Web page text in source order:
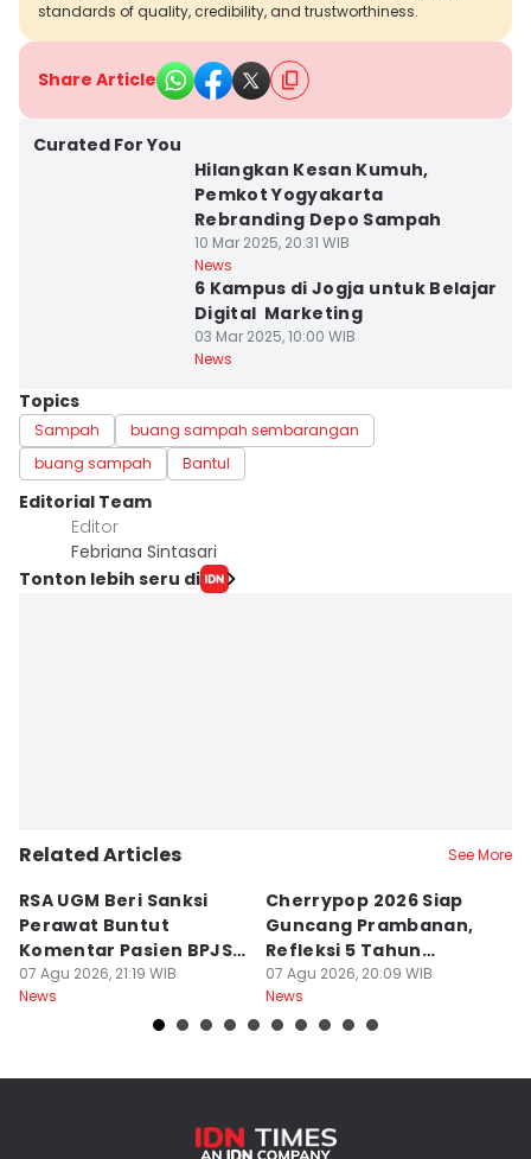
standards of quality, credibility, and trustworthiness.
Share Article
Curated For You
Hilangkan Kesan Kumuh,
Pemkot Yogyakarta
Rebranding Depo Sampah
10 Mar 2025, 20:31 WIB
News
6 Kampus di Jogja untuk Belajar
Digital Marketing
03 Mar 2025, 10:00 WIB
News
Topics
Sampah
buang sampah sembarangan
buang sampah
Bantul
Editorial Team
Editor
Febriana Sintasari
Tonton lebih seru di
Related Articles See More
RSA UGM Beri Sanksi
Perawat Buntut
Komentar Pasien BPJS
di Medsos
07 Agu 2026, 21:19 WIB
News
Cherrypop 2026 Siap
Guncang Prambanan,
Refleksi 5 Tahun
Perjalanan
07 Agu 2026, 20:09 WIB
News